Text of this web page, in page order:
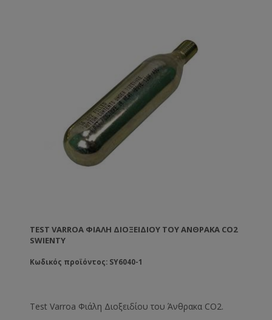
TEST VARROA ΦΙΆΛΗ ΔΙΟΞΕΙΔΊΟΥ ΤΟΥ ΆΝΘΡΑΚΑ CO2
SWIENTY
Κωδικός προϊόντος: SY6040-1
Test Varroa Φιάλη Διοξειδίου του Άνθρακα CO2.